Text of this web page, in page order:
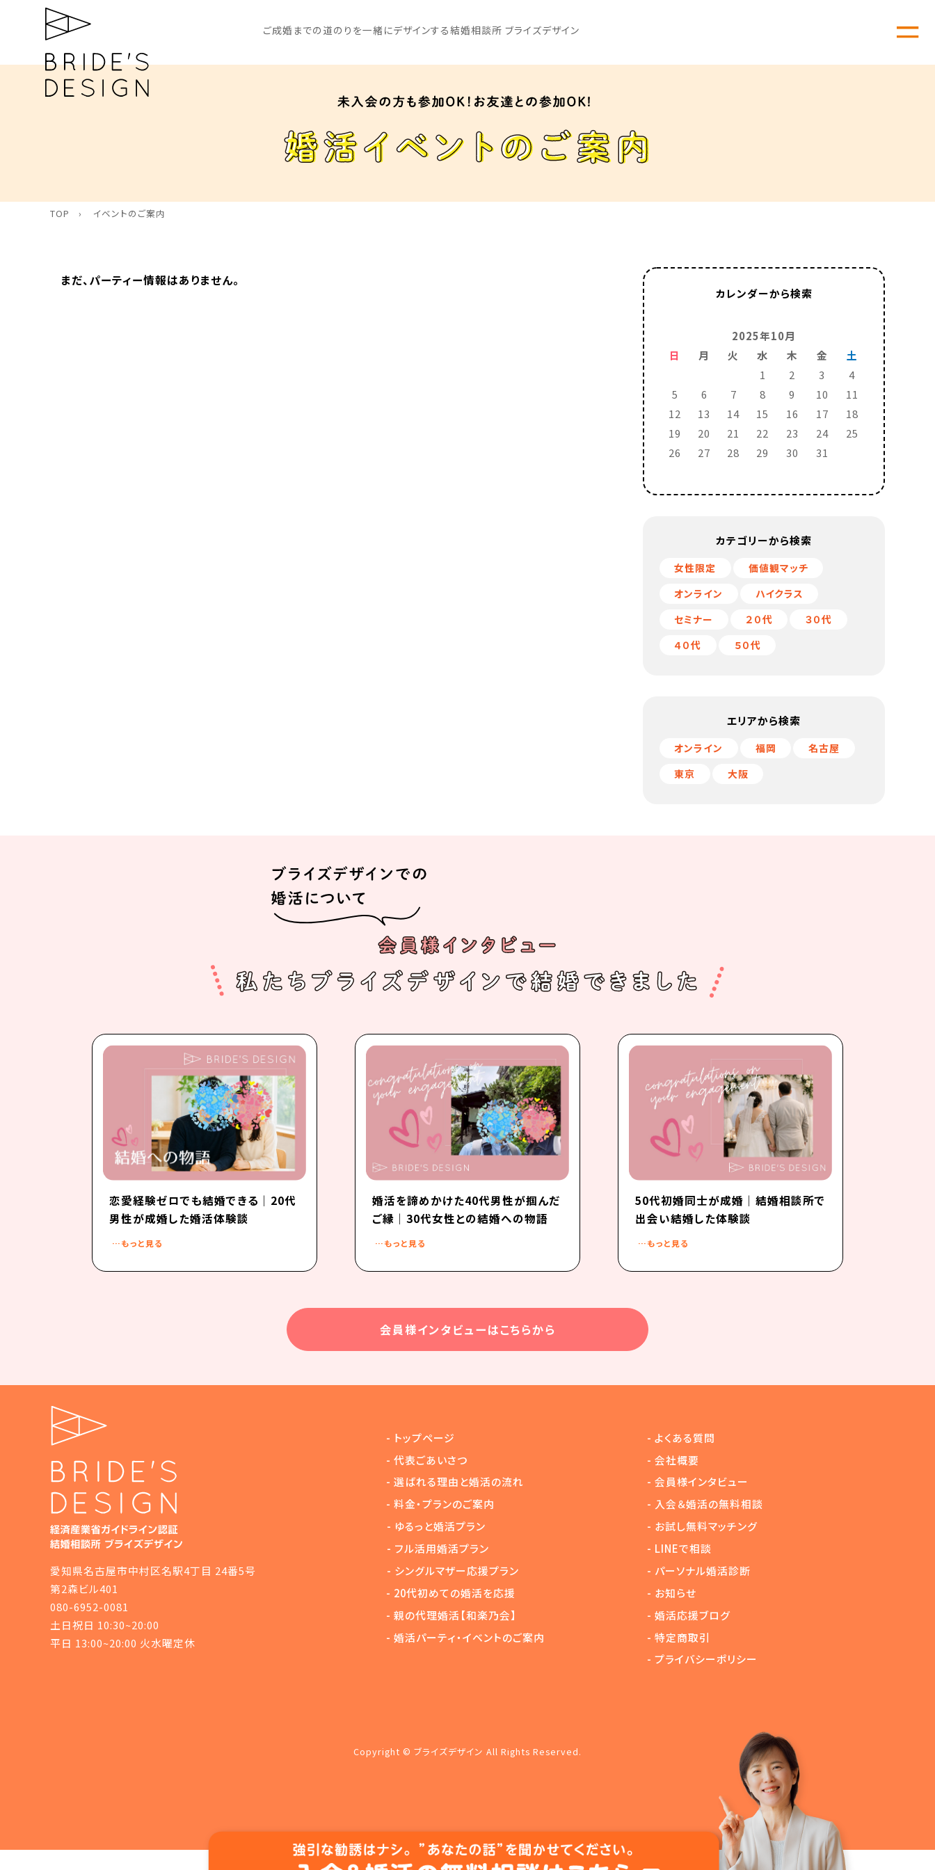
ご成婚までの道のりを一緒にデザインする結婚相談所 ブライズデザイン
TOP イベントのご案内
まだ、パーティー情報はありません。
カレンダーから検索
2025年10月
日
月 火 水 木 金
土
1
2 3
4
5
6 7 8 9 10
11
12
13 14 15 16 17
18
19
20 21 22 23 24
25
26
27 28 29 30 31
カテゴリーから検索
女性限定
価値観マッチ
オンライン
ハイクラス
セミナー
２０代
３０代
４０代
５０代
エリアから検索
オンライン 福岡
名古屋
東京
大阪
恋愛経験ゼロでも結婚できる｜20代
男性が成婚した婚活体験談
…もっと見る
婚活を諦めかけた40代男性が掴んだ
ご縁｜30代女性との結婚への物語
…もっと見る
50代初婚同士が成婚｜結婚相談所で
出会い結婚した体験談
…もっと見る
会員様インタビューはこちらから
愛知県名古屋市中村区名駅4丁目 24番5号
第2森ビル401
080-6952-0081
土日祝日 10:30~20:00
平日 13:00~20:00 火水曜定休
- トップページ
- 代表ごあいさつ
- 選ばれる理由と婚活の流れ
- 料金・プランのご案内
- ゆるっと婚活プラン
- フル活用婚活プラン
- シングルマザー応援プラン
- 20代初めての婚活を応援
- 親の代理婚活【和楽乃会】
- 婚活パーティ・イベントのご案内
- よくある質問
- 会社概要
- 会員様インタビュー
- 入会＆婚活の無料相談
- お試し無料マッチング
- LINEで相談
- パーソナル婚活診断
- お知らせ
- 婚活応援ブログ
- 特定商取引
- プライバシーポリシー
Copyright © ブライズデザイン All Rights Reserved.